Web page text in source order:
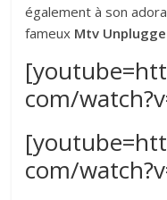
également à son
fameux Mtv
com/
com/